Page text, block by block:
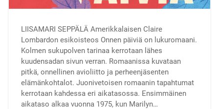
LIISAMARI SEPPÄLÄ Amerikkalaisen Claire
Lombardon esikoisteos Onnen päiviä on lukuromaani.
Kolmen sukupolven tarinaa kerrotaan lähes
kuudensadan sivun verran. Romaanissa kuvataan
pitkä, onnellinen avioliitto ja perheenjäsenten
elämänkohtalot. Juonivetoisen romaanin tapahtumat
kerrotaan kahdessa eri aikatasossa. Ensimmäinen
aikataso alkaa vuonna 1975, kun Marilyn…